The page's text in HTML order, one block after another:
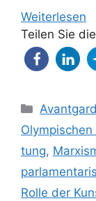
Weiterlesen
Teilen Sie
tung,
Rolle der